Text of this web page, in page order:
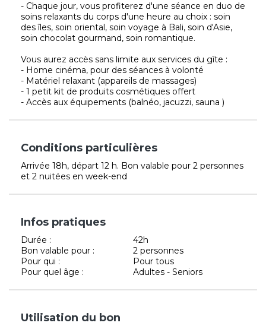
- Chaque jour, vous profiterez d'une séance en duo de
soins relaxants du corps d'une heure au choix : soin
des îles, soin oriental, soin voyage à Bali, soin d'Asie,
soin chocolat gourmand, soin romantique.
Vous aurez accès sans limite aux services du gîte :
- Home cinéma, pour des séances à volonté
- Matériel relaxant (appareils de massages)
- 1 petit kit de produits cosmétiques offert
- Accès aux équipements (balnéo, jacuzzi, sauna )
Conditions particulières
Arrivée 18h, départ 12 h. Bon valable pour 2 personnes
et 2 nuitées en week-end
Infos pratiques
Durée :
42h
Bon valable pour :
2 personnes
Pour qui :
Pour tous
Pour quel âge :
Adultes - Seniors
Utilisation du bon